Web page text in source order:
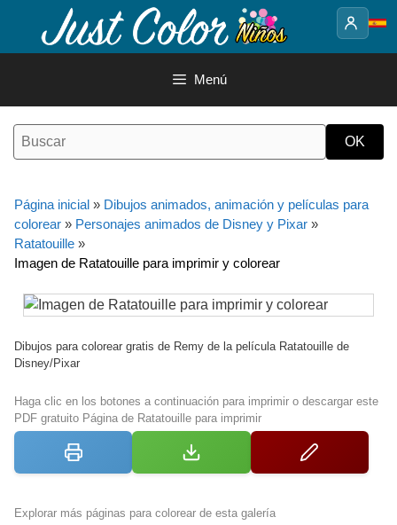
contenido
Menú
Página inicial » Dibujos animados, animación y películas para
colorear » Personajes animados de Disney y Pixar »
Ratatouille »
Imagen de Ratatouille para imprimir y colorear
Dibujos para colorear gratis de Remy de la película Ratatouille de
Disney/Pixar
Haga clic en los botones a continuación para imprimir o descargar este
PDF gratuito Página de Ratatouille para imprimir
Explorar más páginas para colorear de esta galería